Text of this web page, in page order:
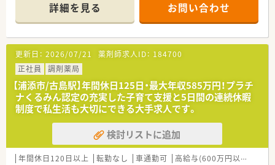
【店舗情報と応需状況について】
■沖縄県国頭郡金武町に位置しており、駅からは離れていますが
車通勤が可能で快適に通勤できる店舗です。
■内科や眼科および脳神経外科などの処方箋を1日に50枚から
60枚ほど応需しており、在宅業務もございます。
■現在の店舗の勤務者数は薬剤師1名体制となっており、今回新
たなメンバーを迎えて体制強化を図ります。
【法人特徴について】
■調剤薬局事業を全国に展開しており、複数のグループ企業と連
携しながら地域医療に貢献している法人です。
■薬剤師としての業務だけでなく、副業などにも寛容で従業員の
多様な働き方を肯定する柔軟な社風があります。
■従業員の自主性を重んじるビジョンを掲げており、一人ひとり
詳細を見る お問い合わせ
更新日： 2026/07/21 薬剤師求人ID： 184700
正社員
調剤薬局
【浦添市/古島駅】年間休日125日・最大年収585万円！プラチ
ナくるみん認定の充実した子育て支援と5日間の連続休暇
制度で私生活も大切にできる大手求人です。
検討リストに追加
年間休日120日以上 転勤なし 車通勤可 高給与(600万円以上)